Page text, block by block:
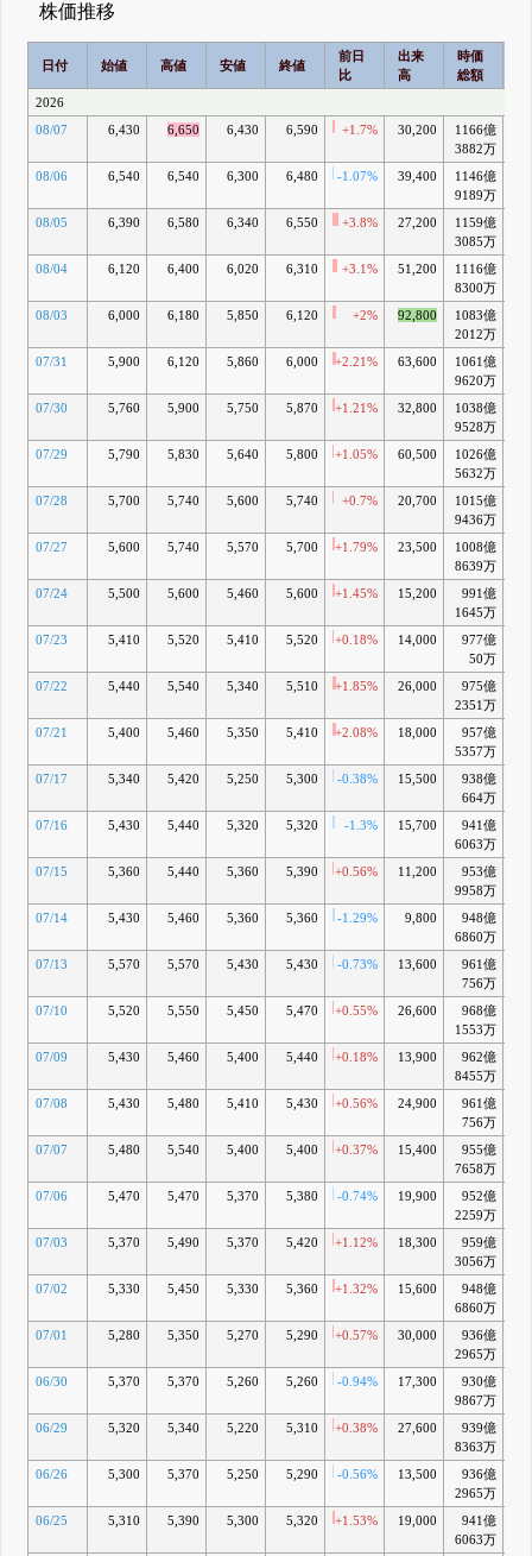
株価推移
日付 始値 高値 安値 終値
前日
比
出来
高
時価
総額
2026
08/07
6,430 6,650 6,430 6,590 +1.7% 30,200
1166億
3882万
08/06 6,540 6,540 6,300 6,480 -1.07% 39,400
1146億
9189万
08/05 6,390 6,580 6,340 6,550 +3.8% 27,200
1159億
3085万
08/04 6,120 6,400 6,020 6,310 +3.1% 51,200
1116億
8300万
08/03 6,000 6,180 5,850 6,120 +2% 92,800
1083億
2012万
07/31 5,900 6,120 5,860 6,000 +2.21% 63,600
1061億
9620万
07/30 5,760 5,900 5,750 5,870 +1.21% 32,800
1038億
9528万
07/29 5,790 5,830 5,640 5,800 +1.05% 60,500
1026億
5632万
07/28 5,700 5,740 5,600 5,740 +0.7% 20,700
1015億
9436万
07/27 5,600 5,740 5,570 5,700 +1.79% 23,500
1008億
8639万
07/24 5,500 5,600 5,460 5,600 +1.45% 15,200
991億
1645万
07/23 5,410 5,520 5,410 5,520 +0.18% 14,000
977億
50万
07/22 5,440 5,540 5,340 5,510 +1.85% 26,000
975億
2351万
07/21 5,400 5,460 5,350 5,410 +2.08% 18,000
957億
5357万
07/17 5,340 5,420 5,250 5,300 -0.38% 15,500
938億
664万
07/16 5,430 5,440 5,320 5,320 -1.3% 15,700
941億
6063万
07/15 5,360 5,440 5,360 5,390 +0.56% 11,200
953億
9958万
07/14 5,430 5,460 5,360 5,360 -1.29% 9,800
948億
6860万
07/13 5,570 5,570 5,430 5,430 -0.73% 13,600
961億
756万
07/10 5,520 5,550 5,450 5,470 +0.55% 26,600
968億
1553万
07/09 5,430 5,460 5,400 5,440 +0.18% 13,900
962億
8455万
07/08 5,430 5,480 5,410 5,430 +0.56% 24,900
961億
756万
07/07 5,480 5,540 5,400 5,400 +0.37% 15,400
955億
7658万
07/06 5,470 5,470 5,370 5,380 -0.74% 19,900
952億
2259万
07/03 5,370 5,490 5,370 5,420 +1.12% 18,300
959億
3056万
07/02 5,330 5,450 5,330 5,360 +1.32% 15,600
948億
6860万
07/01 5,280 5,350 5,270 5,290 +0.57% 30,000
936億
2965万
06/30 5,370 5,370 5,260 5,260 -0.94% 17,300
930億
9867万
06/29 5,320 5,340 5,220 5,310 +0.38% 27,600
939億
8363万
06/26 5,300 5,370 5,250 5,290 -0.56% 13,500
936億
2965万
06/25 5,310 5,390 5,300 5,320 +1.53% 19,000
941億
6063万